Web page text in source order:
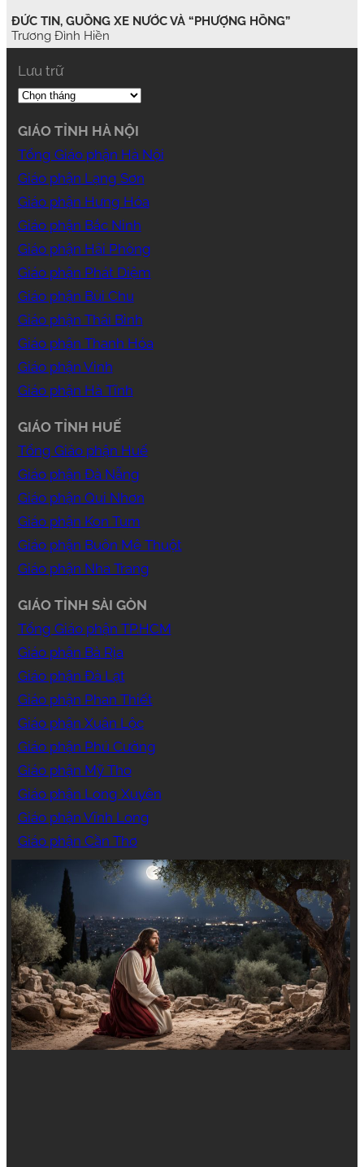
ĐỨC TIN, GUỒNG XE NƯỚC VÀ “PHƯỢNG HỒNG”
Trương Đình Hiền
Lưu trữ
GIÁO TỈNH HÀ NỘI
Tổng Giáo phận Hà Nội
Giáo phận Lạng Sơn
Giáo phận Hưng Hóa
Giáo phận Bắc Ninh
Giáo phận Hải Phòng
Giáo phận Phát Diệm
Giáo phận Bùi Chu
Giáo phận Thái Bình
Giáo phận Thanh Hóa
Giáo phận Vinh
Giáo phận Hà Tĩnh
GIÁO TỈNH HUẾ
Tổng Giáo phận Huế
Giáo phận Đà Nẵng
Giáo phận Qui Nhơn
Giáo phận Kon Tum
Giáo phận Buôn Mê Thuột
Giáo phận Nha Trang
GIÁO TỈNH SÀI GÒN
Tổng Giáo phận TP.HCM
Giáo phận Bà Rịa
Giáo phận Đà Lạt
Giáo phận Phan Thiết
Giáo phận Xuân Lộc
Giáo phận Phú Cường
Giáo phận Mỹ Tho
Giáo phận Long Xuyên
Giáo phận Vĩnh Long
Giáo phận Cần Thơ